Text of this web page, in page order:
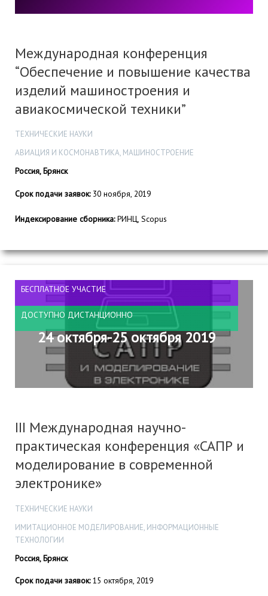
Международная конференция
“Обеспечение и повышение качества
изделий машиностроения и
авиакосмической техники”
ТЕХНИЧЕСКИЕ НАУКИ
АВИАЦИЯ И КОСМОНАВТИКА, МАШИНОСТРОЕНИЕ
Россия, Брянск
Срок подачи заявок:30 ноября, 2019
Индексирование сборника:РИНЦ, Scopus
БЕСПЛАТНОЕ УЧАСТИЕ
ДОСТУПНО ДИСТАНЦИОННО
24 октября-25 октября 2019
III Международная научно-
практическая конференция «САПР и
моделирование в современной
электронике»
ТЕХНИЧЕСКИЕ НАУКИ
ИМИТАЦИОННОЕ МОДЕЛИРОВАНИЕ, ИНФОРМАЦИОННЫЕ
ТЕХНОЛОГИИ
Россия, Брянск
Срок подачи заявок:15 октября, 2019